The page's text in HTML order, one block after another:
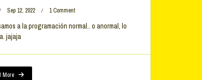
Sep 12, 2022 1 CommentOn
PALOMARIO
a la programación normal.. o anormal, lo
jajaja
More